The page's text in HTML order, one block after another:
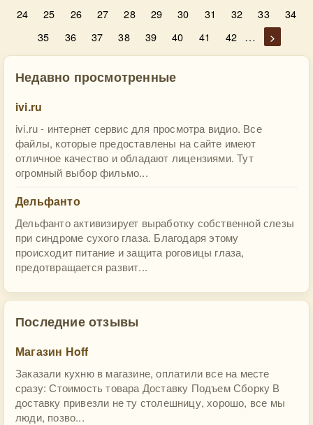
24
25 26 27 28 29 30 31 32 33
34
35
36 37 38 39 40 41 42 … >
Недавно просмотренные
ivi.ru
ivi.ru - интернет сервис для просмотра видио. Все
файлы, которые предоставлены на сайте имеют
отличное качество и обладают лицензиями. Тут
огромный выбор фильмо...
Дельфанто
Дельфанто активизирует выработку собственной слезы
при синдроме сухого глаза. Благодаря этому
происходит питание и защита роговицы глаза,
предотвращается развит...
Последние отзывы
Магазин Hoff
Заказали кухню в магазине, оплатили все на месте
сразу: Стоимость товара Доставку Подъем Сборку В
доставку привезли не ту столешницу, хорошо, все мы
люди, позво...